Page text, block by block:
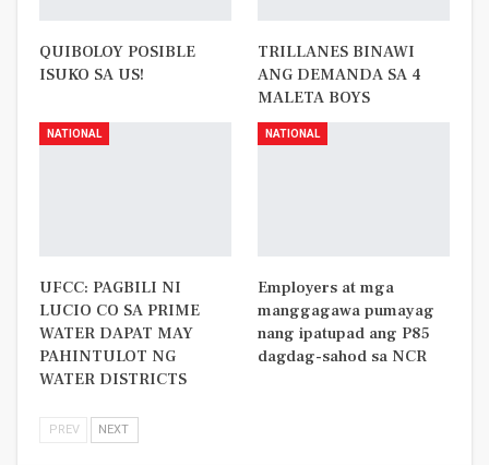
QUIBOLOY POSIBLE
ISUKO SA US!
TRILLANES BINAWI
ANG DEMANDA SA 4
MALETA BOYS
NATIONAL
UFCC: PAGBILI NI
LUCIO CO SA PRIME
WATER DAPAT MAY
PAHINTULOT NG
WATER DISTRICTS
NATIONAL
Employers at mga
manggagawa pumayag
nang ipatupad ang P85
dagdag-sahod sa NCR
PREV NEXT